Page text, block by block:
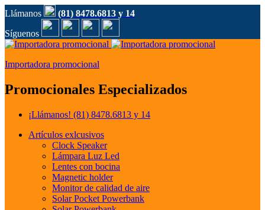
Llámanos
(81) 8478.6813 y 14
Síguenos
Importadora promocional
Promocionales Especializados
¡Llámanos! (81) 8478.6813 y 14
Artículos exlcusivos
Clock Speaker
Lámpara Luz Led
Lentes con bocina
Magnetic holder
Monitor de calidad de aire
Solar Pocket Powerbank